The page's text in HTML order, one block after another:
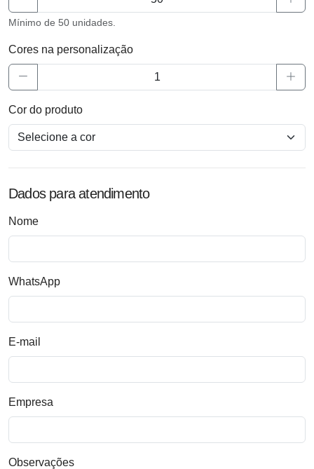
Mínimo de 50 unidades.
Cores na personalização
Cor do produto
Dados para atendimento
Nome
WhatsApp
E-mail
Empresa
Observações